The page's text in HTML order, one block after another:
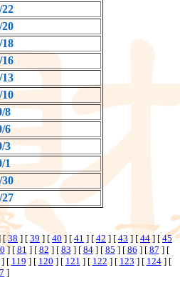
22
20
18
16
13
10
8
6
3
1
30
27
[ 38 ] [ 39 ] [ 40] [ 41 ] [ 42 ] [ 43 ] [ 44 ] [ 45
] [ 81 ] [ 82 ] [ 83 ] [ 84] [ 85 ] [ 86 ] [ 87 ] [
] [ 119 ] [ 120 ] [ 121 ] [ 122 ] [ 123 ] [ 124] [
]